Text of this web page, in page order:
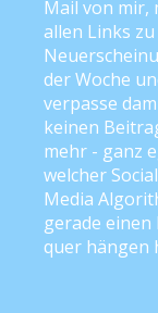
Mail von mir,
allen Links zu
der Woche
verpasse
keinen
mehr - ganz
welcher Social
Media
gerade einen
quer hängen
deiner Daten
durch diese
Website
*
Diese Website